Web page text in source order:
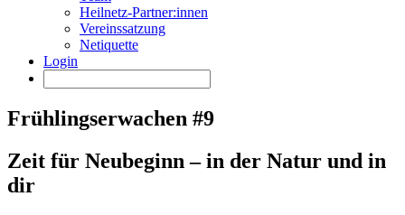
Heilnetz-Partner:innen
Vereinssatzung
Netiquette
Login
Frühlingserwachen #9
Zeit für Neubeginn – in der Natur und in
dir